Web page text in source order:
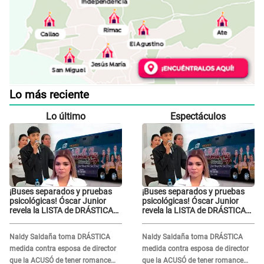
Lo más reciente
Lo último
¡Buses separados y pruebas
psicológicas! Óscar Junior
revela la LISTA de DRÁSTICAS
Naldy Saldaña
Naldy Saldaña toma DRÁSTICA
medida contra esposa de director
que la ACUSÓ de tener romance
Espectáculos
¡Buses separados y pruebas
psicológicas! Óscar Junior
revela la LISTA de DRÁSTICAS
Naldy Saldaña
Naldy Saldaña toma DRÁSTICA
medida contra esposa de director
que la ACUSÓ de tener romance